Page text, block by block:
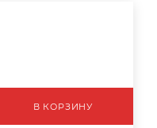
В КОРЗИНУ